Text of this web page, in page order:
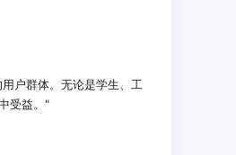
户群体。无论是学生、工
受益。"